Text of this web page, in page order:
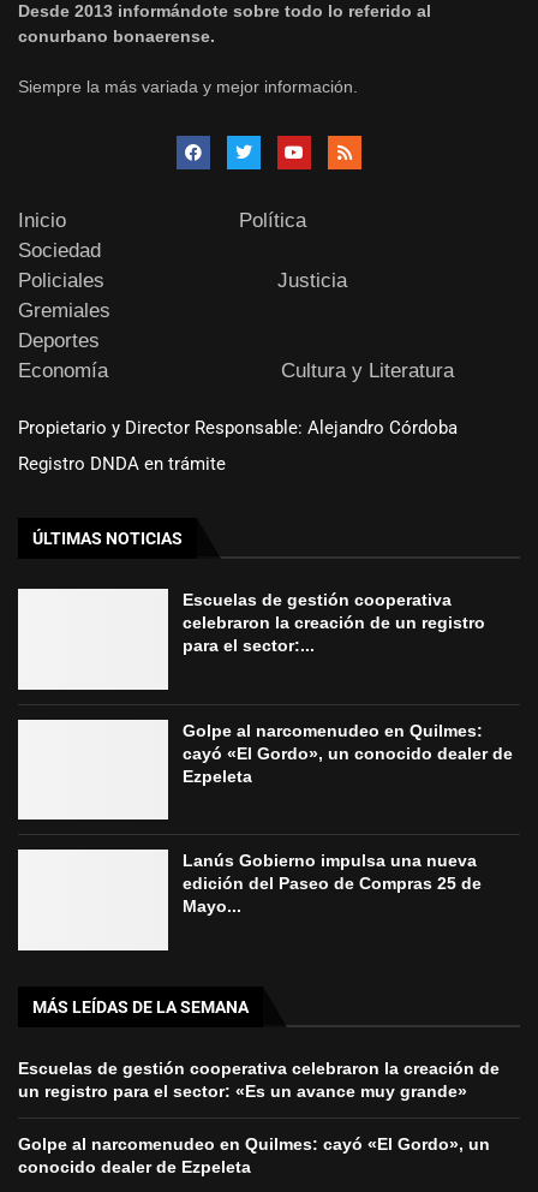
Desde 2013 informándote sobre todo lo referido al
conurbano bonaerense.
Siempre la más variada y mejor información.
Inicio
Política
Sociedad
Policiales
Justicia
Gremiales
Deportes
Economía
Cultura y Literatura
Propietario y Director Responsable: Alejandro Córdoba
Registro DNDA en trámite
ÚLTIMAS NOTICIAS
Escuelas de gestión cooperativa
celebraron la creación de un registro
para el sector:...
Golpe al narcomenudeo en Quilmes:
cayó «El Gordo», un conocido dealer de
Ezpeleta
Lanús Gobierno impulsa una nueva
edición del Paseo de Compras 25 de
Mayo...
MÁS LEÍDAS DE LA SEMANA
Escuelas de gestión cooperativa celebraron la creación de
un registro para el sector: «Es un avance muy grande»
Golpe al narcomenudeo en Quilmes: cayó «El Gordo», un
conocido dealer de Ezpeleta